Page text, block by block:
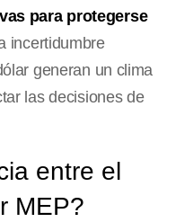
para protegerse
incertidumbre
generan un clima
las decisiones de
entre el
MEP?